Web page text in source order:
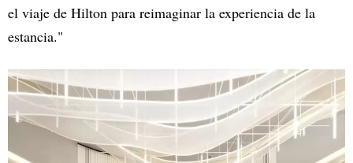
el viaje de Hilton para reimaginar la experiencia de la
estancia."